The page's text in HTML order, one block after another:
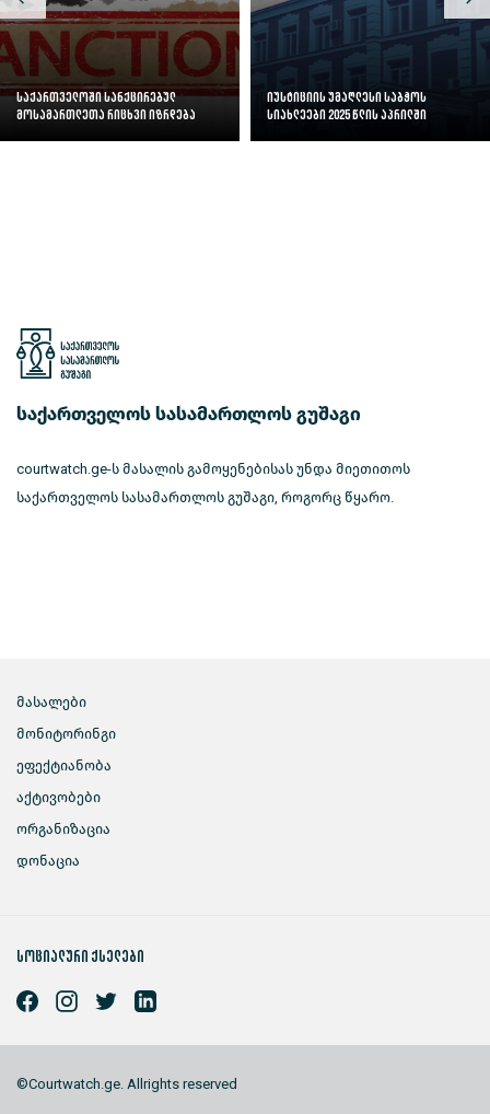
საქართველოში სანქცირებულ
მოსამართლეთა რიცხვი იზრდება
იუსტიციის უმაღლესი საბჭოს
სიახლეები 2025 წლის აპრილში
საქართველოს სასამართლოს გუშაგი
courtwatch.ge-ს მასალის გამოყენებისას უნდა მიეთითოს
საქართველოს სასამართლოს გუშაგი, როგორც წყარო.
მასალები
მონიტორინგი
ეფექტიანობა
აქტივობები
ორგანიზაცია
დონაცია
სოციალური ქსელები
©Courtwatch.ge. Allrights reserved